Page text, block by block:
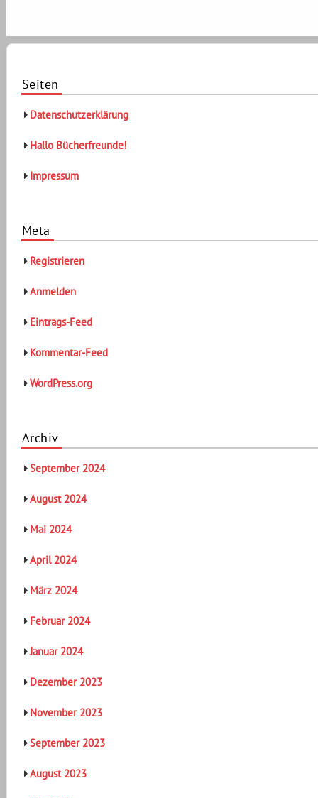
Seiten
Datenschutzerklärung
Hallo Bücherfreunde!
Impressum
Meta
Registrieren
Anmelden
Eintrags-Feed
Kommentar-Feed
WordPress.org
Archiv
September 2024
August 2024
Mai 2024
April 2024
März 2024
Februar 2024
Januar 2024
Dezember 2023
November 2023
September 2023
August 2023